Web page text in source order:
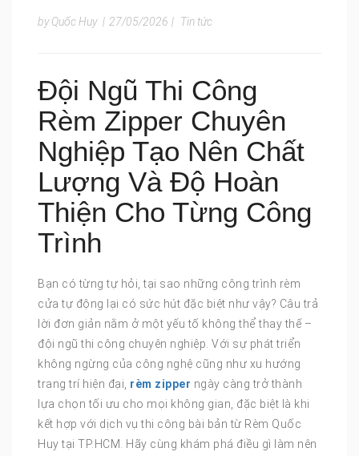
by Quốc Huy | 27/05/2026 | Tin tức
Đội Ngũ Thi Công
Rèm Zipper Chuyên
Nghiệp Tạo Nên Chất
Lượng Và Độ Hoàn
Thiện Cho Từng Công
Trình
Bạn có từng tự hỏi, tại sao những công trình rèm
cửa tự động lại có sức hút đặc biệt như vậy? Câu trả
lời đơn giản nằm ở một yếu tố không thể thay thế –
đội ngũ thi công chuyên nghiệp. Với sự phát triển
không ngừng của công nghệ cũng như xu hướng
trang trí hiện đại, rèm zipper ngày càng trở thành
lựa chọn tối ưu cho mọi không gian, đặc biệt là khi
kết hợp với dịch vụ thi công bài bản từ Rèm Quốc
Huy tại TP.HCM. Hãy cùng khám phá điều gì làm nên